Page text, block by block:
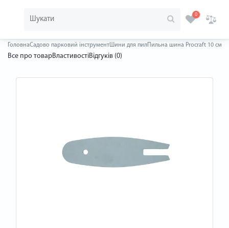
0
ГоловнаСадово парковий інструментШини для пил Пильна шина Procraft 10 см
Все про товарВластивостіВідгуків (0)